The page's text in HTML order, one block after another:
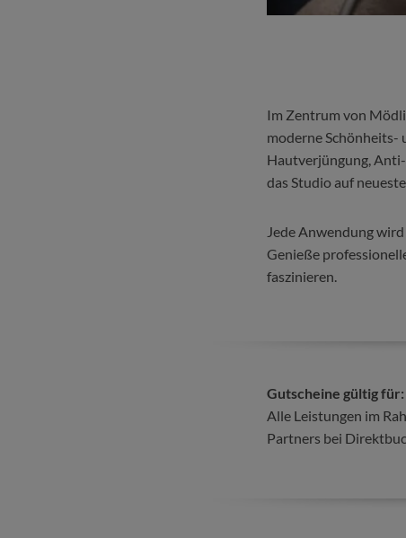
Im Zentrum von
moderne
Hautverjüngung,
das Studio auf
Jede Anwendung
Genieße
faszinieren.
Gutscheine gültig für:
Alle Leistungen im
Partners bei